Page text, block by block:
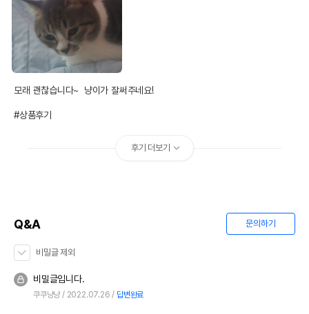
모래 괜찮습니다~  냥이가 잘써주네요!
#상품후기
후기 더보기
Q&A 문의하기
비밀글 제외
비밀글입니다.
쿠쿠냥냥 2022.07.26 답변완료